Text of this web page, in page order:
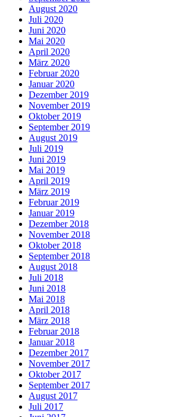
August 2020
Juli 2020
Juni 2020
Mai 2020
April 2020
März 2020
Februar 2020
Januar 2020
Dezember 2019
November 2019
Oktober 2019
September 2019
August 2019
Juli 2019
Juni 2019
Mai 2019
April 2019
März 2019
Februar 2019
Januar 2019
Dezember 2018
November 2018
Oktober 2018
September 2018
August 2018
Juli 2018
Juni 2018
Mai 2018
April 2018
März 2018
Februar 2018
Januar 2018
Dezember 2017
November 2017
Oktober 2017
September 2017
August 2017
Juli 2017